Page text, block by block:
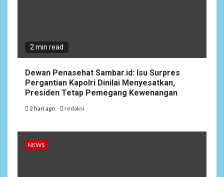
2 min read
Dewan Penasehat Sambar.id: Isu Surpres
Pergantian Kapolri Dinilai Menyesatkan,
Presiden Tetap Pemegang Kewenangan
2 hari ago redaksi
NEWS